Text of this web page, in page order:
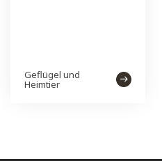
Geflügel und
Heimtier